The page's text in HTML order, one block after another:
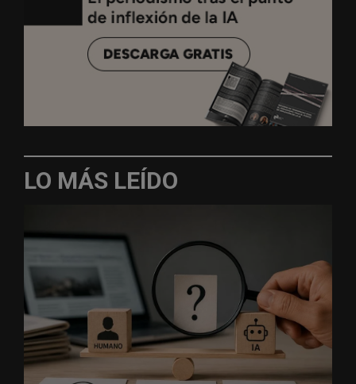
LO MÁS LEÍDO